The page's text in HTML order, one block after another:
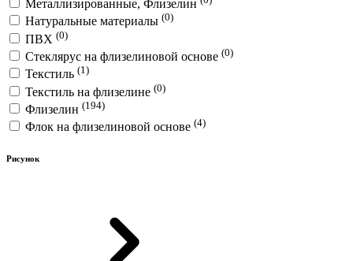
Металлизированные, Флизелин
Натуральные материалы (0)
ПВХ (0)
Стеклярус на флизелиновой основе (0)
Текстиль (1)
Текстиль на флизелине (0)
Флизелин (194)
Флок на флизелиновой основе (4)
Рисунок